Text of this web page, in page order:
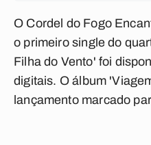
O Cordel do Fogo
o primeiro single do
Filha do Vento' foi
digitais. O álbum
lançamento marcado